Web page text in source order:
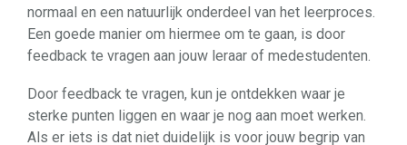
normaal en een natuurlijk onderdeel van het leerproces.
Een goede manier om hiermee om te gaan, is door
feedback te vragen aan jouw leraar of medestudenten.
Door feedback te vragen, kun je ontdekken waar je
sterke punten liggen en waar je nog aan moet werken.
Als er iets is dat niet duidelijk is voor jouw begrip van